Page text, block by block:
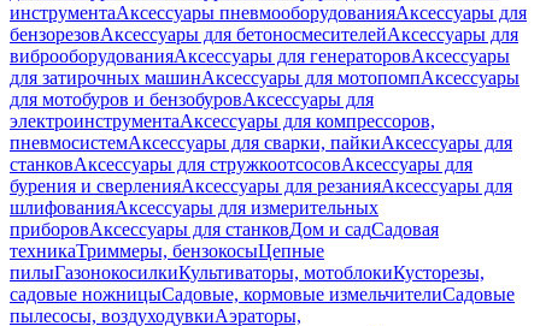
инструментаАксессуары пневмооборудованияАксессуары для
бензорезовАксессуары для бетоносмесителейАксессуары для
виброоборудованияАксессуары для генераторовАксессуары
для затирочных машинАксессуары для мотопомпАксессуары
для мотобуров и бензобуровАксессуары для
электроинструментаАксессуары для компрессоров,
пневмосистемАксессуары для сварки, пайкиАксессуары для
станковАксессуары для стружкоотсосовАксессуары для
бурения и сверленияАксессуары для резанияАксессуары для
шлифованияАксессуары для измерительных
приборовАксессуары для станковДом и садСадовая
техникаТриммеры, бензокосыЦепные
пилыГазонокосилкиКультиваторы, мотоблокиКусторезы,
садовые ножницыСадовые, кормовые измельчителиСадовые
пылесосы, воздуходувкиАэраторы,